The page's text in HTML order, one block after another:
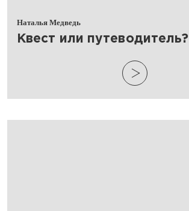
Наталья Медведь
​Квест или путеводитель?